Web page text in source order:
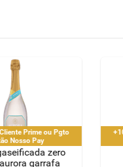
Prime ou Pgto
Nosso Pay
zero
garrafa